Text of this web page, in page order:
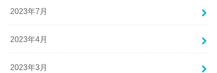
2023年7月
2023年4月
2023年3月